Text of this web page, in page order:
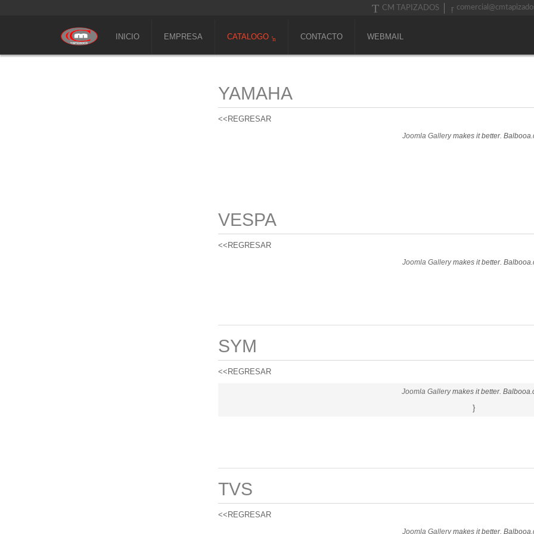
CM TAPIZADOS
INICIO EMPRESA CATALOGO CONTACTO WEBMAIL
YAMAHA
<<REGRESAR
Joomla Gallerymakes it better.
VESPA
<<REGRESAR
Joomla Gallerymakes it better.
SYM
<<REGRESAR
Joomla Gallerymakes it better.
}
TVS
<<REGRESAR
Joomla Gallerymakes it better.